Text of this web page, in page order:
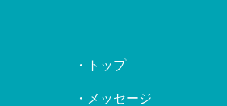
・トップ
・メッセージ